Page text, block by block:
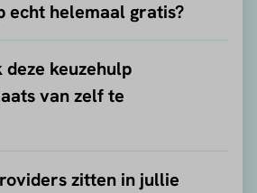
echt helemaal gratis?
keuzehulp
van zelf te
zitten in jullie